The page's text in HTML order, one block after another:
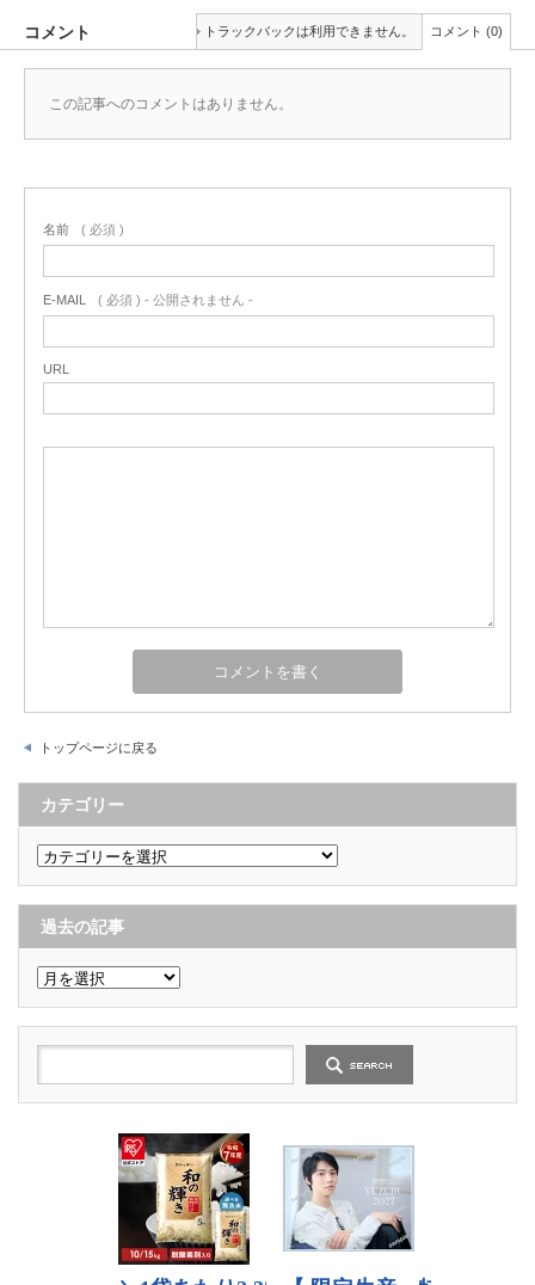
コメント トラックバックは利用できません。 コメント (0)
この記事へのコメントはありません。
名前 ( 必須 )
E-MAIL ( 必須 ) - 公開されません -
URL
トップページに戻る
カテゴリー
カ
テ
ゴ
リ
ー
過去の記事
過
去
の
記
事